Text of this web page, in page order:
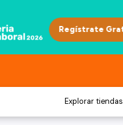
Explorar tiendas